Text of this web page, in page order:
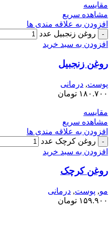
مقایسه
مشاهده سریع
افزودن به علاقه مندی ها
روغن زنجبیل عدد
افزودن به سبد خرید
روغن زنجبیل
پوست, درمانی
۱۸۰.۷۰۰ تومان
مقایسه
مشاهده سریع
افزودن به علاقه مندی ها
روغن کرچک عدد
افزودن به سبد خرید
روغن کرچک
مو, پوست, درمانی
۱۵۹.۹۰۰ تومان